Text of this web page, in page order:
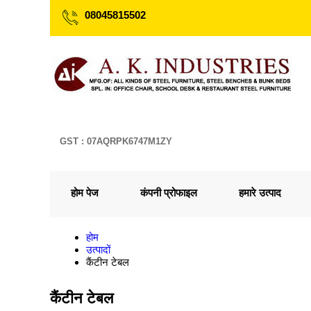
08045815502
GST : 07AQRPK6747M1ZY
होम पेज कंपनी प्रोफाइल हमारे उत्पाद
होम
उत्पादों
कैंटीन टेबल
कैंटीन टेबल